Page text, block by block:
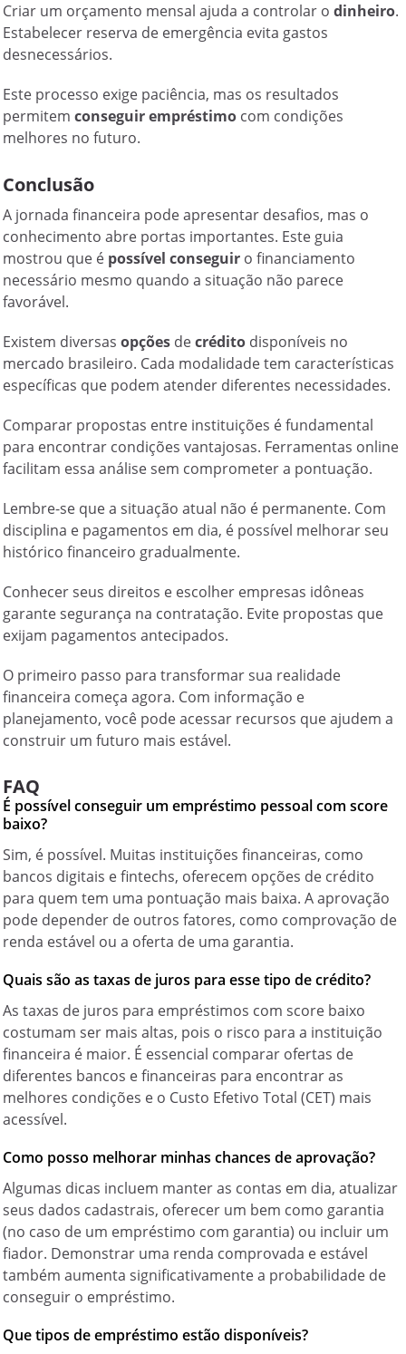
Criar um orçamento mensal ajuda a controlar odinheiro.
Estabelecer reserva de emergência evita gastos
desnecessários.
Este processo exige paciência, mas os resultados
permitemconseguir empréstimo com condições
melhores no futuro.
Conclusão
A jornada financeira pode apresentar desafios, mas o
conhecimento abre portas importantes. Este guia
mostrou que é possível conseguir o financiamento
necessário mesmo quando a situação não parece
favorável.
Existem diversasopções decrédito disponíveis no
mercado brasileiro. Cada modalidade tem características
específicas que podem atender diferentes necessidades.
Comparar propostas entre instituições é fundamental
para encontrar condições vantajosas. Ferramentas online
facilitam essa análise sem comprometer a pontuação.
Lembre-se que a situação atual não é permanente. Com
disciplina e pagamentos em dia, é possível melhorar seu
histórico financeiro gradualmente.
Conhecer seus direitos e escolher empresas idôneas
garante segurança na contratação. Evite propostas que
exijam pagamentos antecipados.
O primeiro passo para transformar sua realidade
financeira começa agora. Com informação e
planejamento, você pode acessar recursos que ajudem a
construir um futuro mais estável.
FAQ
É possível conseguir um empréstimo pessoal com score
baixo?
Sim, é possível. Muitas instituições financeiras, como
bancos digitais e fintechs, oferecem opções de crédito
para quem tem uma pontuação mais baixa. A aprovação
pode depender de outros fatores, como comprovação de
renda estável ou a oferta de uma garantia.
Quais são as taxas de juros para esse tipo de crédito?
As taxas de juros para empréstimos com score baixo
costumam ser mais altas, pois o risco para a instituição
financeira é maior. É essencial comparar ofertas de
diferentes bancos e financeiras para encontrar as
melhores condições e o Custo Efetivo Total (CET) mais
acessível.
Como posso melhorar minhas chances de aprovação?
Algumas dicas incluem manter as contas em dia, atualizar
seus dados cadastrais, oferecer um bem como garantia
(no caso de um empréstimo com garantia) ou incluir um
fiador. Demonstrar uma renda comprovada e estável
também aumenta significativamente a probabilidade de
conseguir o empréstimo.
Que tipos de empréstimo estão disponíveis?